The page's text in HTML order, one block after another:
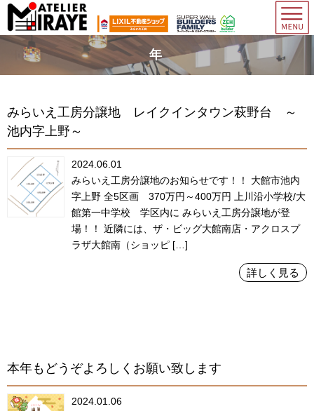
年
みらいえ工房分譲地 レイクインタウン萩野台 ～
池内字上野～
2024.06.01
みらいえ工房分譲地のお知らせです！！ 大館市池内
字上野 全5区画 370万円～400万円 上川沿小学校/大
館第一中学校 学区内に みらいえ工房分譲地が登
場！！ 近隣には、ザ・ビッグ大館南店・アクロスプ
ラザ大館南（ショッピ […]
詳しく見る
本年もどうぞよろしくお願い致します
2024.01.06